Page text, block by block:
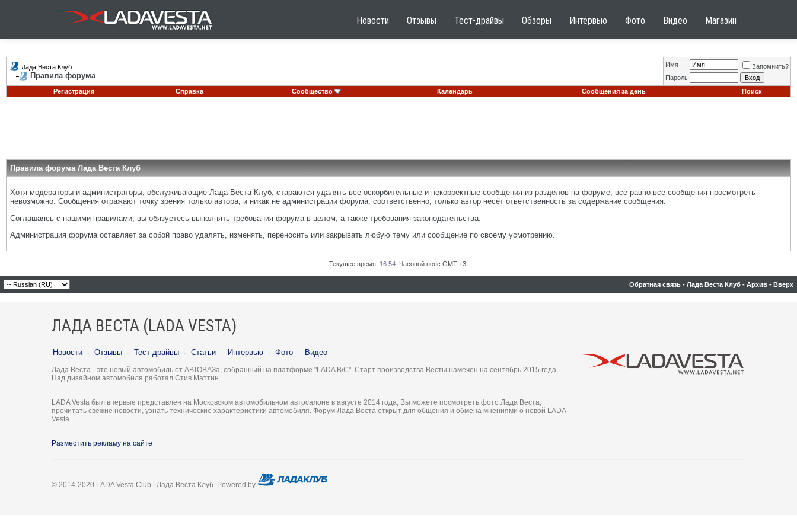
Новости Отзывы Тест-драйвы Обзоры Интервью Фото Видео Магазин
Лада Веста Клуб
Правила форума
Имя
Запомнить?
Пароль
Регистрация
Справка Сообщество Календарь Сообщения за день Поиск
Правила форума Лада Веста Клуб
Хотя модераторы и администраторы, обслуживающие Лада Веста Клуб, стараются удалять все оскорбительные и некорректные сообщения из разделов на форуме, всё равно все сообщения просмотреть
невозможно. Сообщения отражают точку зрения только автора, и никак не администрации форума, соответственно, только автор несёт ответственность за содержание сообщения.
Соглашаясь с нашими правилами, вы обязуетесь выполнять требования форума в целом, а также требования законодательства.
Администрация форума оставляет за собой право удалять, изменять, переносить или закрывать любую тему или сообщение по своему усмотрению.
Текущее время: 16:54 . Часовой пояс GMT +3.
Обратная связь - Лада Веста Клуб - Архив - Вверх
ЛАДА ВЕСТА (LADA VESTA)
Новости · Отзывы · Тест-драйвы · Статьи · Интервью · Фото · Видео
Лада Веста - это новый автомобиль от АВТОВАЗа, собранный на платформе "LADA B/C". Старт производства Весты намечен на сентябрь 2015 года.
Над дизайном автомобиля работал Стив Маттин.
LADA Vesta был впервые представлен на Московском автомобильном автосалоне в августе 2014 года, Вы можете посмотреть фото Лада Веста,
прочитать свежие новости, узнать технические характеристики автомобиля. Форум Лада Веста открыт для общения и обмена мнениями о новой LADA
Vesta.
Разместить рекламу на сайте
© 2014-2020 LADA Vesta Club | Лада Веста Клуб. Powered by